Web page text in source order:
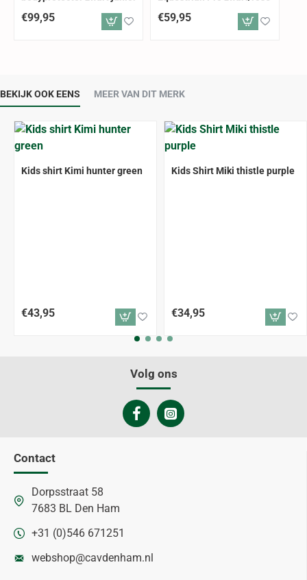
€99,95 €59,95
BEKIJK OOK EENS MEER VAN DIT MERK
Kids shirt Kimi hunter green
€43,95
Kids Shirt Miki thistle purple
€34,95
Volg ons
Contact
Dorpsstraat 58
7683 BL Den Ham
+31 (0)546 671251
webshop@cavdenham.nl